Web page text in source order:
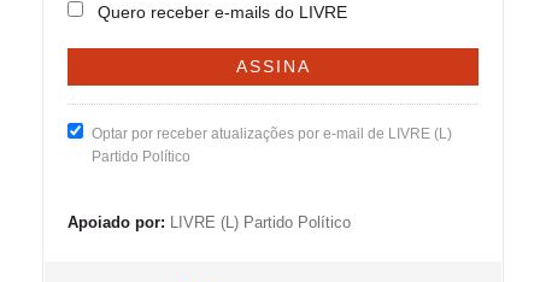
Quero receber e-mails do LIVRE
Optar por receber atualizações por e-mail de LIVRE (L)
Partido Político
Apoiado por: LIVRE (L) Partido Político